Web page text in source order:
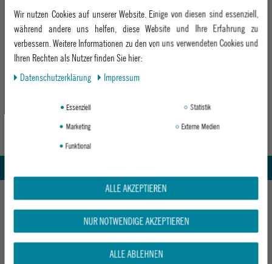
Abholung in den Epoxy Stores
HILFE UND BERATUNG
Beratung
Zahlung & Versand
Retoure
INFO & KONTAKT
+49 991 3831077
ABOUT EPOXY
Wir nutzen Cookies auf unserer Website. Einige von diesen sind essenziell,
während andere uns helfen, diese Website und Ihre Erfahrung zu
verbessern. Weitere Informationen zu den von uns verwendeten Cookies und
Ihren Rechten als Nutzer finden Sie hier:
Daten­schutz­erklärung
Impressum
Essenziell
Statistik
Marketing
Externe Medien
Funktional
ALLE AKZEPTIEREN
NUR NOTWENDIGE AKZEPTIEREN
ALLE ABLEHNEN